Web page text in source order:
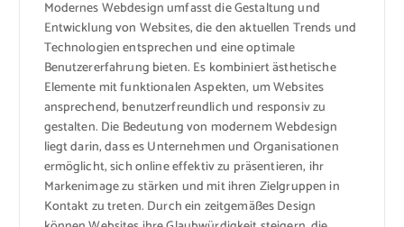
Modernes Webdesign umfasst die Gestaltung und
Entwicklung von Websites, die den aktuellen Trends und
Technologien entsprechen und eine optimale
Benutzererfahrung bieten. Es kombiniert ästhetische
Elemente mit funktionalen Aspekten, um Websites
ansprechend, benutzerfreundlich und responsiv zu
gestalten. Die Bedeutung von modernem Webdesign
liegt darin, dass es Unternehmen und Organisationen
ermöglicht, sich online effektiv zu präsentieren, ihr
Markenimage zu stärken und mit ihren Zielgruppen in
Kontakt zu treten. Durch ein zeitgemäßes Design